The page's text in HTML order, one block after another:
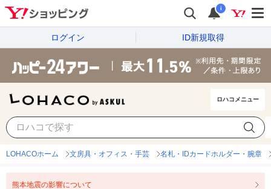
i
ログイン ID新規取得
ロハコメニュー
LOHACOホーム 文房具・オフィス・手芸 名札・IDカードホルダー・腕章
熊本地震の影響について